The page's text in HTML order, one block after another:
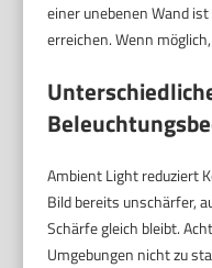
einer unebenen Wand
erreichen. Wenn
Ambient Light reduziert
Bild bereits unschärfer,
Schärfe gleich bleibt.
Umgebungen nicht zu